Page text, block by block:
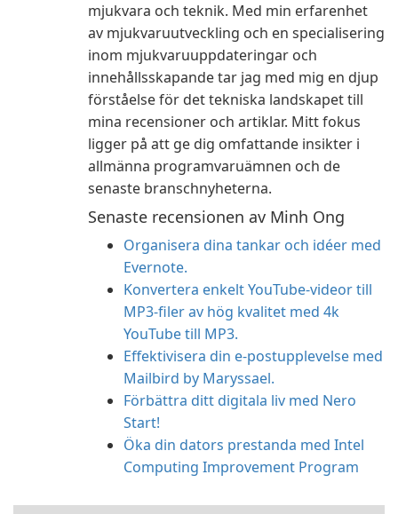
mjukvara och teknik. Med min erfarenhet
av mjukvaruutveckling och en specialisering
inom mjukvaruuppdateringar och
innehållsskapande tar jag med mig en djup
förståelse för det tekniska landskapet till
mina recensioner och artiklar. Mitt fokus
ligger på att ge dig omfattande insikter i
allmänna programvaruämnen och de
senaste branschnyheterna.
Senaste recensionen av Minh Ong
Organisera dina tankar och idéer med
Evernote.
Konvertera enkelt YouTube-videor till
MP3-filer av hög kvalitet med 4k
YouTube till MP3.
Effektivisera din e-postupplevelse med
Mailbird by Maryssael.
Förbättra ditt digitala liv med Nero
Start!
Öka din dators prestanda med Intel
Computing Improvement Program